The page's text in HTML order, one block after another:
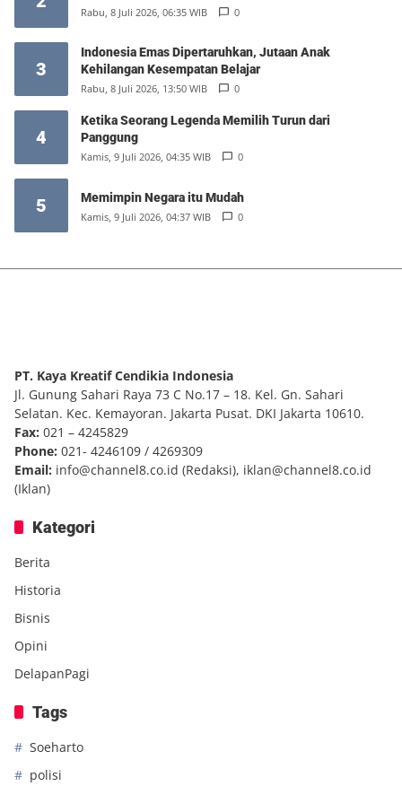
Rabu, 8 Juli 2026, 06:35 WIB 0
3
Indonesia Emas Dipertaruhkan, Jutaan Anak
Kehilangan Kesempatan Belajar
Rabu, 8 Juli 2026, 13:50 WIB 0
4
Ketika Seorang Legenda Memilih Turun dari
Panggung
Kamis, 9 Juli 2026, 04:35 WIB 0
5 Memimpin Negara itu Mudah
Kamis, 9 Juli 2026, 04:37 WIB 0
PT. Kaya Kreatif Cendikia Indonesia
Jl. Gunung Sahari Raya 73 C No.17 – 18. Kel. Gn. Sahari
Selatan. Kec. Kemayoran. Jakarta Pusat. DKI Jakarta 10610.
Fax: 021 – 4245829
Phone: 021- 4246109 / 4269309
Email: info@channel8.co.id (Redaksi), iklan@channel8.co.id
(Iklan)
Kategori
Berita
Historia
Bisnis
Opini
DelapanPagi
Tags
Soeharto
polisi